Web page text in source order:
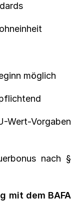
möglich
Wert-Vorgaben
nach §
mit dem BAFA